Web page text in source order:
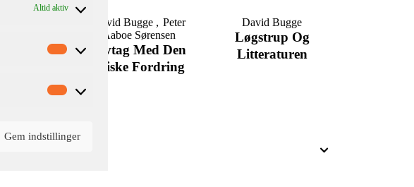
Altid aktiv
Gem indstillinger
Livtag Med Den
Etiske Fordring
David Bugge
Peter
Aaboe Sørensen
Løgstrup Og
Litteraturen
David Bugge